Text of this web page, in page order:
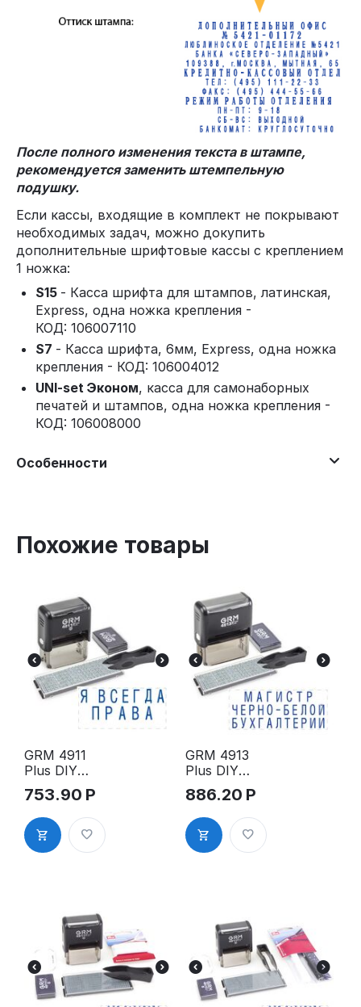
После полного изменения текста в штампе,
рекомендуется заменить штемпельную
подушку.
Если кассы, входящие в комплект не покрывают
необходимых задач, можно докупить
дополнительные шрифтовые кассы с креплением
1 ножка:
S15 - Касса шрифта для штампов, латинская,
Express, одна ножка крепления -
КОД: 106007110
S7 - Касса шрифта, 6мм, Express, одна ножка
крепления - КОД: 106004012
UNI-set Эконом, касса для самонаборных
печатей и штампов, одна ножка крепления -
КОД: 106008000
Особенности
Похожие товары
GRM 4911
Plus DIY
самонаборн
ый комплект
штампа
ПРИКОЛОВ,
2 строки, 1
мм, пинцет,
41x19мм
753.90 Р
GRM 4913
Plus DIY
самонаборн
ый комплект
штампа
ПРИКОЛОВ,
3 строки, 1
мм, пинцет,
60x24мм
886.20 Р